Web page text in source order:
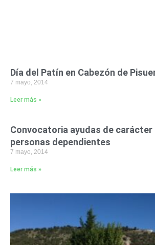
Día del Patín en Cabezón de
7 mayo, 2014
Leer más »
Convocatoria ayudas de carácter
personas dependientes
7 mayo, 2014
Leer más »